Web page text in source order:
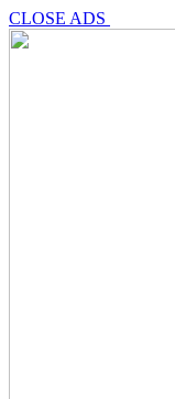
CLOSE ADS